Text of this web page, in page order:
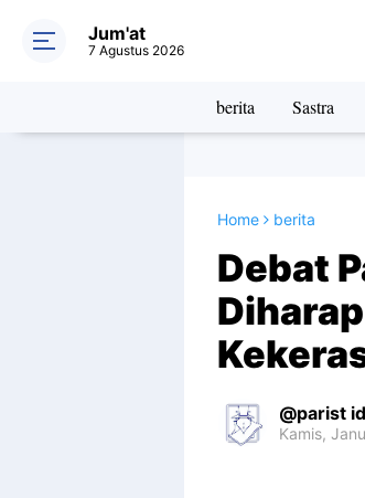
Jum'at
7 Agustus 2026
berita Sastra
Home berita
Debat
parist id
Kamis,